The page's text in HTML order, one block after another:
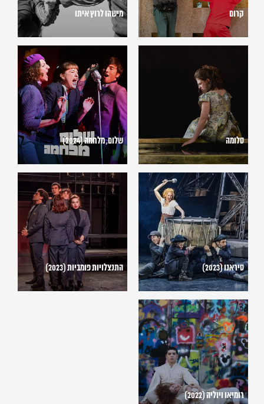
קרום מישהו לרוץ איתו
סלומה
מלחמה
שלום, מלחמה (2024)
סיראנו
(2023)
סיראנו (2023)
התנצלויות
פומביות
התנצלויות פומביות (2023)
רומיאו
ויוליה
(2022)
רומיאו ויוליה (2022)